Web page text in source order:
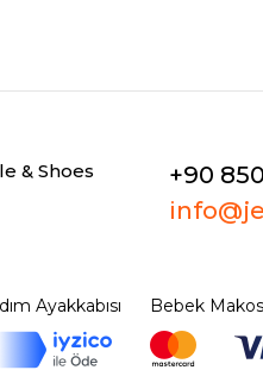
& Shoes
+90
Ayakkabısı Bebek